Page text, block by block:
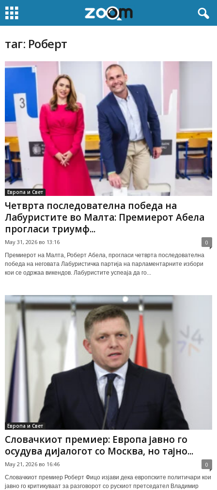
таг: Роберт
Европа и Свет
Четврта последователна победа на
Лабуристите во Малта: Премиерот Абела
прогласи триумф...
May 31, 2026 во 13:16 0
Премиерот на Малта, Роберт Абела, прогласи четврта последователна
победа на неговата Лабуристичка партија на парламентарните избори
кои се одржаа викендов. Лабуристите успеаја да го...
Европа и Свет
Словачкиот премиер: Европа јавно го
осудува дијалогот со Москва, но тајно...
May 21, 2026 во 16:46 0
Словачкиот премиер Роберт Фицо изјави дека европските политичари кои
јавно го критикуваат за разговорот со рускиот претседател Владимир